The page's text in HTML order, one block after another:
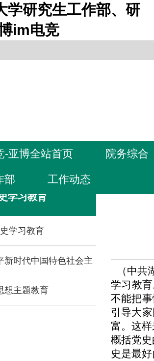
学研究生工作部、研
im电竞
-亚博全站首页 院务综合
部 工作动态
学习教育
学习教育
新时代中国特色社会主
想主题教育
（中共
学习教
不能把
引导大
富。这
概括党
史是最